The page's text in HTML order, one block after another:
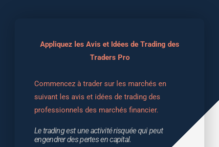
Appliquez les Avis et Idées de Trading des
Traders Pro
Commencez à trader sur les marchés en
suivant les avis et idées de trading des
professionnels des marchés financier.
Le trading est une activité risquée qui peut
engendrer des pertes en capital.